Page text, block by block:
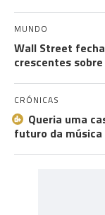
MUNDO
Wall Street
crescentes
CRÓNICAS
Queria uma
futuro da música